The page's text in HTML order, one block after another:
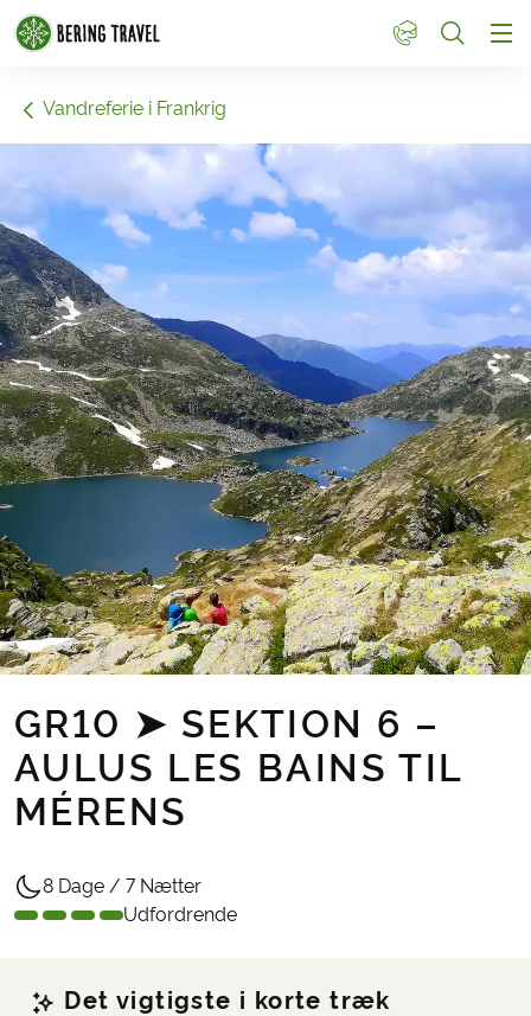
1
Vandreferie i Frankrig
GR10 ➤ SEKTION 6 –
AULUS LES BAINS TIL
MÉRENS
8 Dage / 7 Nætter
Udfordrende
Det vigtigste i korte træk